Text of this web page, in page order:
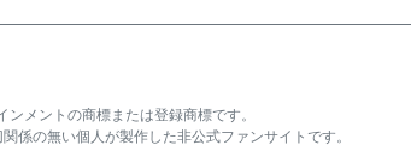
メントの商標または登録商標です。
係の無い個人が製作した非公式ファンサイトです。